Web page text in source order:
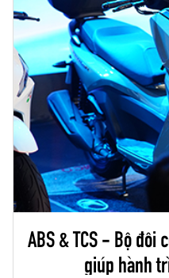
ABS & TCS - Bộ đôi
giúp hành